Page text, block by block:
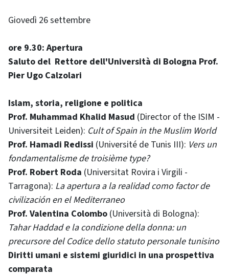
Giovedì 26 settembre
ore 9.30: Apertura
Saluto del Rettore dell'Università di Bologna Prof.
Pier Ugo Calzolari
Islam, storia, religione e politica
Prof. Muhammad Khalid Masud (Director of the ISIM -
Universiteit Leiden): Cult of Spain in the Muslim World
Prof. Hamadi Redissi (Université de Tunis III): Vers un
fondamentalisme de troisième type?
Prof. Robert Roda (Universitat Rovira i Virgili -
Tarragona): La apertura a la realidad como factor de
civilización en el Mediterraneo
Prof. Valentina Colombo (Università di Bologna):
Tahar Haddad e la condizione della donna: un
precursore del Codice dello statuto personale tunisino
Diritti umani e sistemi giuridici in una prospettiva
comparata